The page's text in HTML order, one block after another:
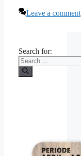
Leave a comment
Search for: